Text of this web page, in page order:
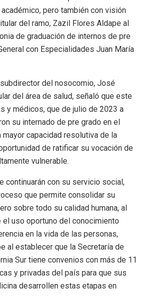
pero también con visión
del ramo, Zazil Flores Aldape al
de graduación de internos de pre
con Especialidades Juan María
del nosocomio, José
del área de salud, señaló que este
y médicos, que de julio de 2023 a
su internado de pre grado en el
capacidad resolutiva de la
de ratificar su vocación de
vulnerable.
continuarán con su servicio social,
que permite consolidar su
sobre todo su calidad humana, al
el uso oportuno del conocimiento
en la vida de las personas,
al establecer que la Secretaría de
Sur tiene convenios con más de 11
y privadas del país para que sus
desarrollen estas etapas en